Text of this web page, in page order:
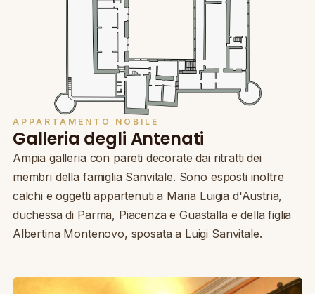
APPARTAMENTO NOBILE
Galleria degli Antenati
Ampia galleria con pareti decorate dai ritratti dei
membri della famiglia Sanvitale. Sono esposti inoltre
calchi e oggetti appartenuti a Maria Luigia d'Austria,
duchessa di Parma, Piacenza e Guastalla e della figlia
Albertina Montenovo, sposata a Luigi Sanvitale.